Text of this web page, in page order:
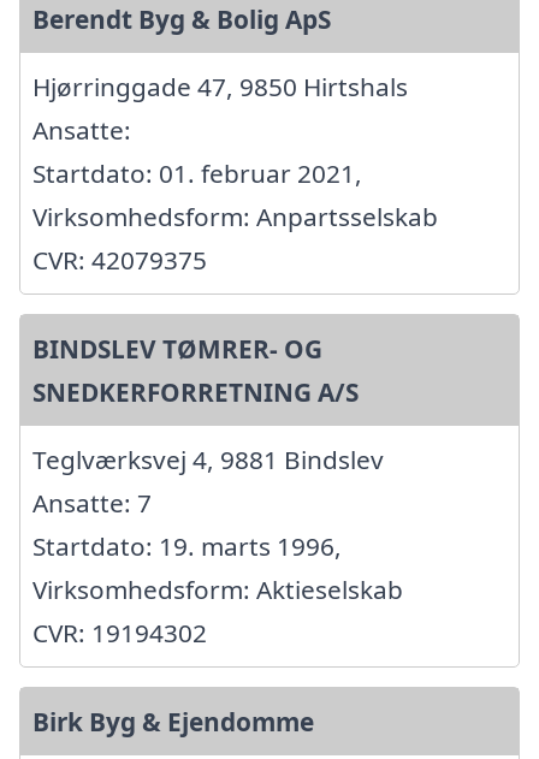
Berendt Byg & Bolig ApS
Hjørringgade 47, 9850 Hirtshals
Ansatte:
Startdato: 01. februar 2021,
Virksomhedsform: Anpartsselskab
CVR: 42079375
BINDSLEV TØMRER- OG
SNEDKERFORRETNING A/S
Teglværksvej 4, 9881 Bindslev
Ansatte: 7
Startdato: 19. marts 1996,
Virksomhedsform: Aktieselskab
CVR: 19194302
Birk Byg & Ejendomme